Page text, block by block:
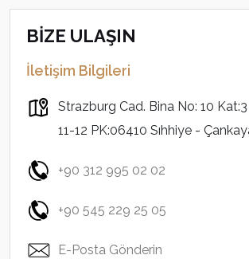
BİZE ULAŞIN
İletişim Bilgileri
Strazburg Cad. Bina No: 10
11-12 PK:06410 Sıhhiye -
+90 312 995 02 02
+90 545 229 25 05
E-Posta Gönderin